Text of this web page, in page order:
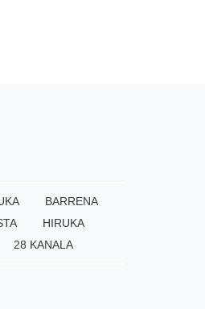
BARRENA
HIRUKA
28 KANALA